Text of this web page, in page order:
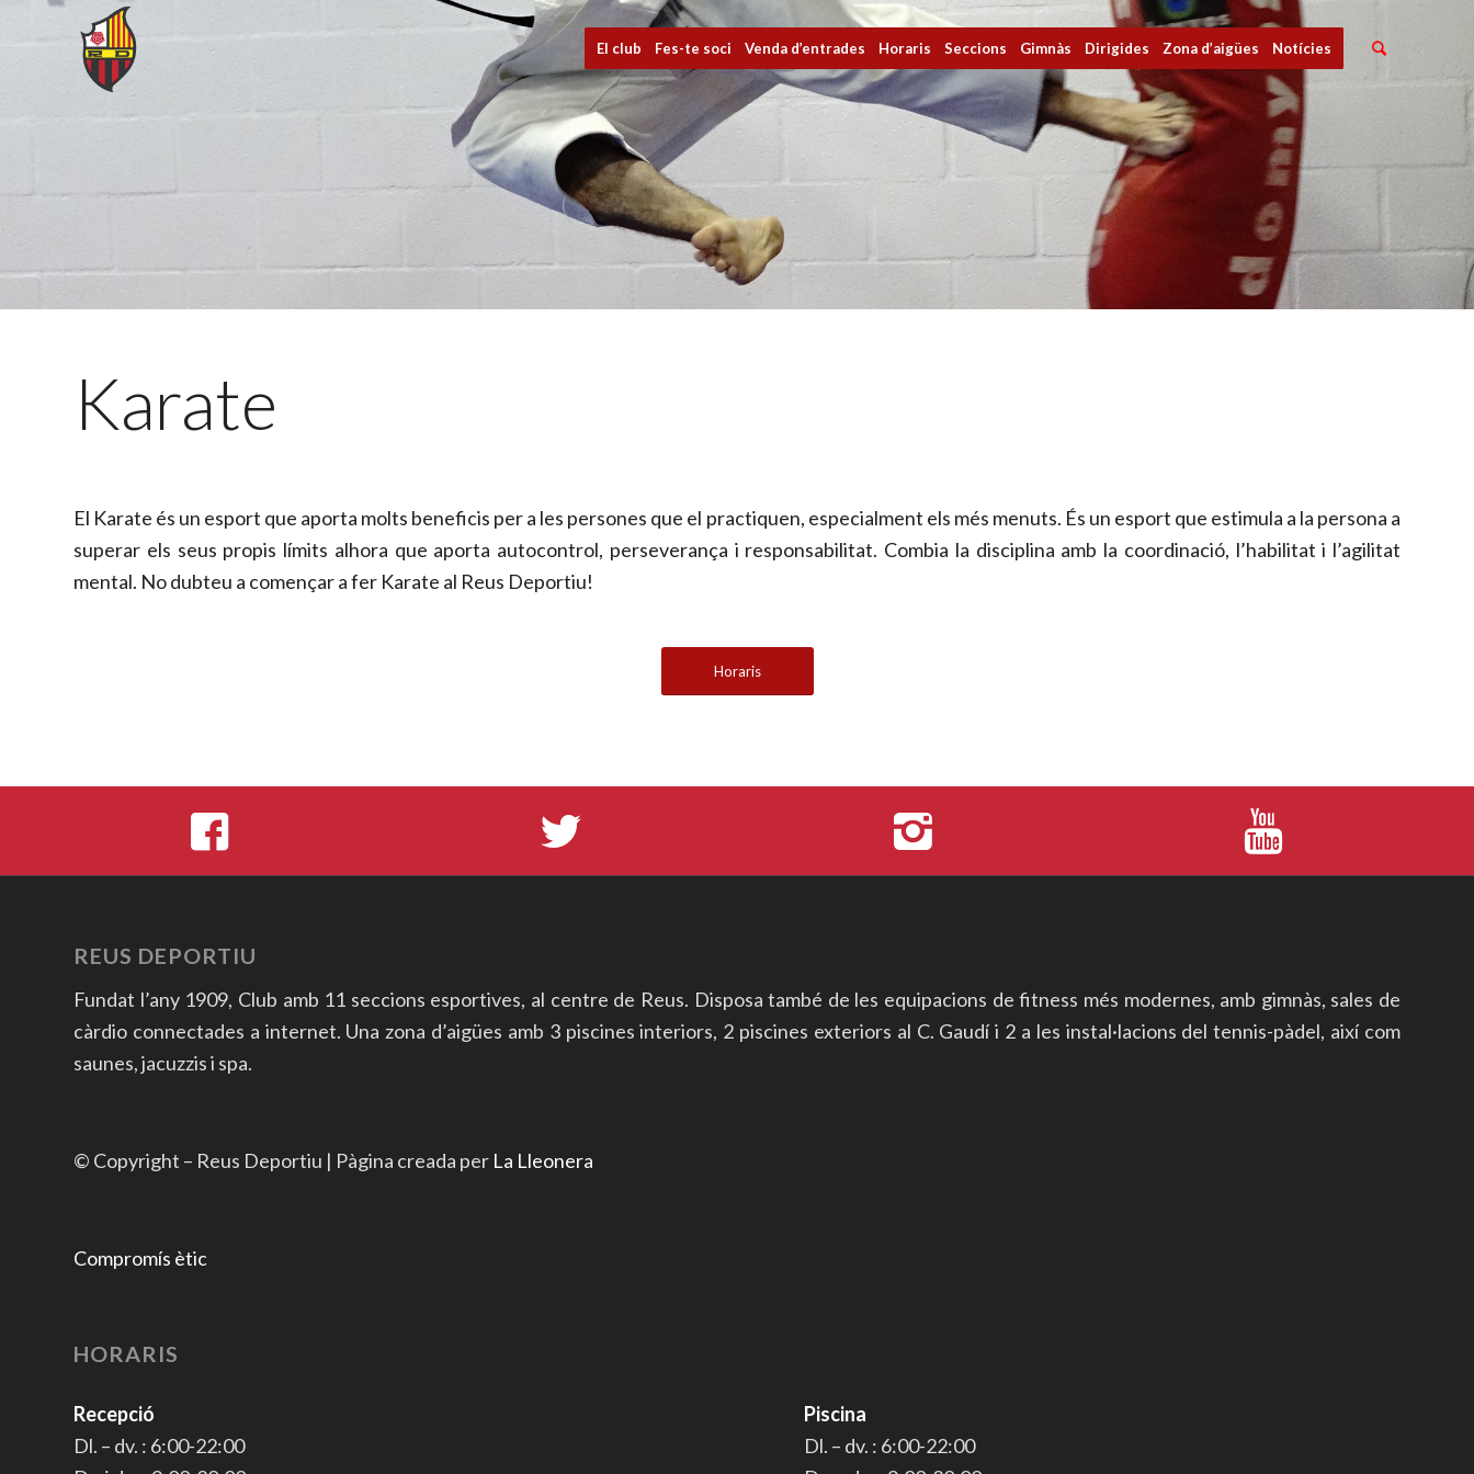
El club Fes-te soci Venda d’entrades Horaris Seccions Gimnàs Dirigides Zona d’aigües Notícies
Karate
El Karate és un esport que aporta molts beneficis per a les persones que el practiquen, especialment els més menuts. És un esport que estimula a la persona a
superar els seus propis límits alhora que aporta autocontrol, perseverança i responsabilitat. Combia la disciplina amb la coordinació, l’habilitat i l’agilitat
mental. No dubteu a començar a fer Karate al Reus Deportiu!
Horaris
REUS DEPORTIU
Fundat l’any 1909, Club amb 11 seccions esportives, al centre de Reus. Disposa també de les equipacions de fitness més modernes, amb gimnàs, sales de
càrdio connectades a internet. Una zona d’aigües amb 3 piscines interiors, 2 piscines exteriors al C. Gaudí i 2 a les instal·lacions del tennis-pàdel, així com
saunes, jacuzzis i spa.
© Copyright – Reus Deportiu | Pàgina creada per La Lleonera
Compromís ètic
HORARIS
Recepció
Dl. – dv. : 6:00-22:00
Piscina
Dl. – dv. : 6:00-22:00